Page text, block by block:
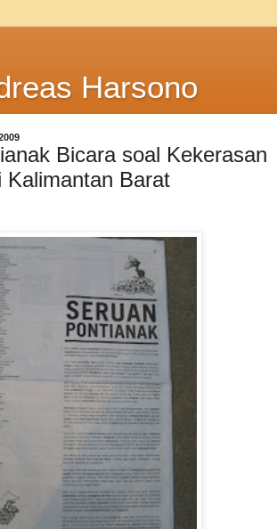
Harsono
Bicara soal Kekerasan
Kalimantan Barat